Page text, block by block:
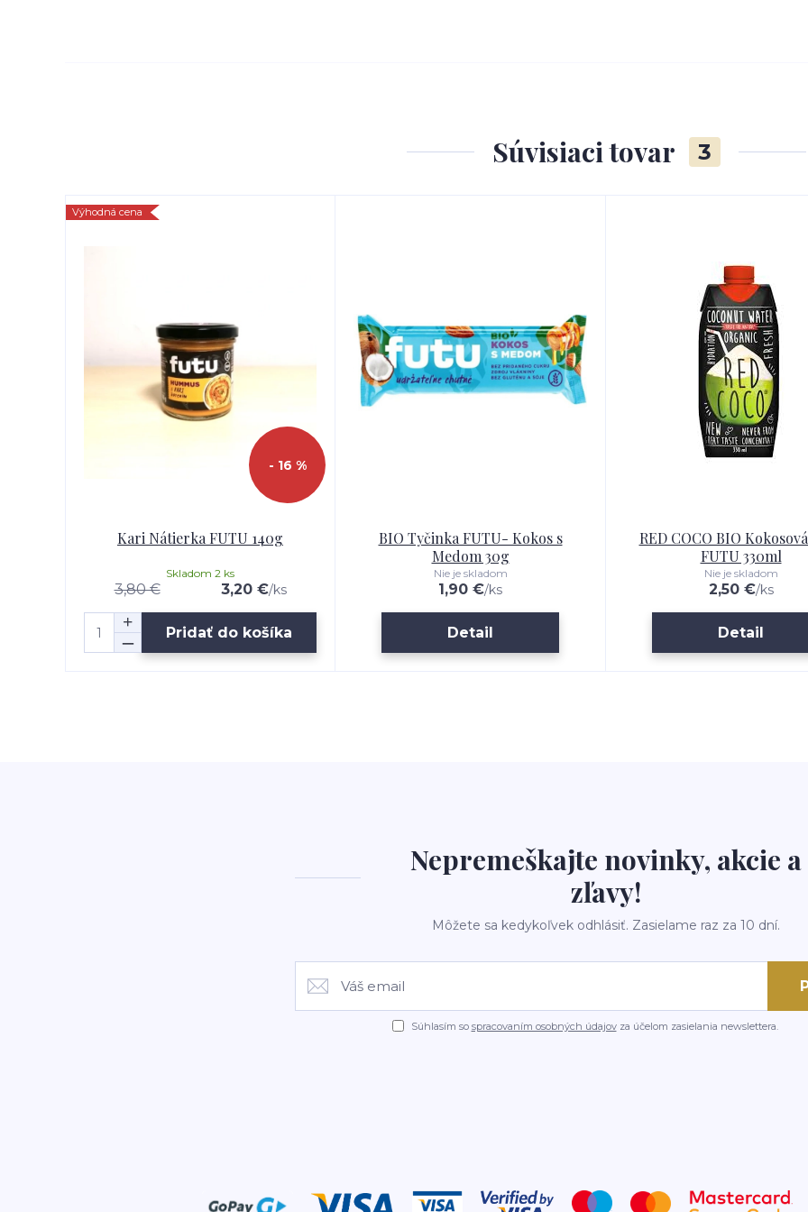
Súvisiaci tovar 3
Výhodná cena
- 16 %
Kari Nátierka FUTU 140g
3,80 € 3,20 €/ks
Skladom 2 ks
Pridať do košíka
BIO Tyčinka FUTU- Kokos s
Medom 30g
1,90 €/ks
Nie je skladom
Detail
RED COCO BIO
FUTU 330ml
2,50 €/ks
Nie je skladom
Detail
Nepremeškajte novinky, akcie a
zľavy!
Môžete sa kedykoľvek odhlásiť. Zasielame raz za 10 dní.
Súhlasím so spracovaním osobných údajovza účelom zasielania newslettera.